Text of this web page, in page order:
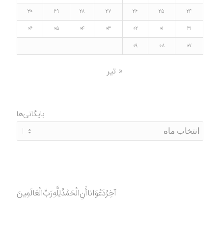
۲۴
۲۵ ۲۶ ۲۷ ۲۸ ۲۹
۳۰
۳۱
۰۱ ۰۲ ۰۳ ۰۴ ۰۵
۰۶
۰۷
۰۸ ۰۹
« تیر
بایگانی‌ها
آخِرُدَعْوَانا‌أَنِ‌الْحَمْدُ‌‌‌لِلَّهِ‌رَبِّ‌الْعَالَمِينَ